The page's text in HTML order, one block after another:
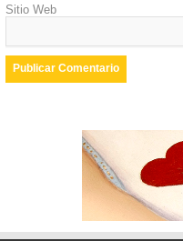
Sitio Web